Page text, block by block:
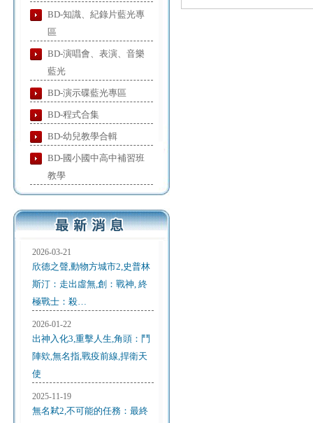
BD-知識、紀錄片藍光專
區
BD-演唱會、表演、音樂
藍光
BD-演示碟藍光專區
BD-程式合集
BD-幼兒教學合輯
BD-國小國中高中補習班
教學
2026-03-21
欣德之聲,動物方城市2,史普林
斯汀：走出虛無,創：戰神, 終
極戰士：殺…
2026-01-22
出神入化3,重擊人生,角頭：鬥
陣欸,無名指,戰疫前線,捍衛天
使
2025-11-19
無名弒2,不可能的任務：最終